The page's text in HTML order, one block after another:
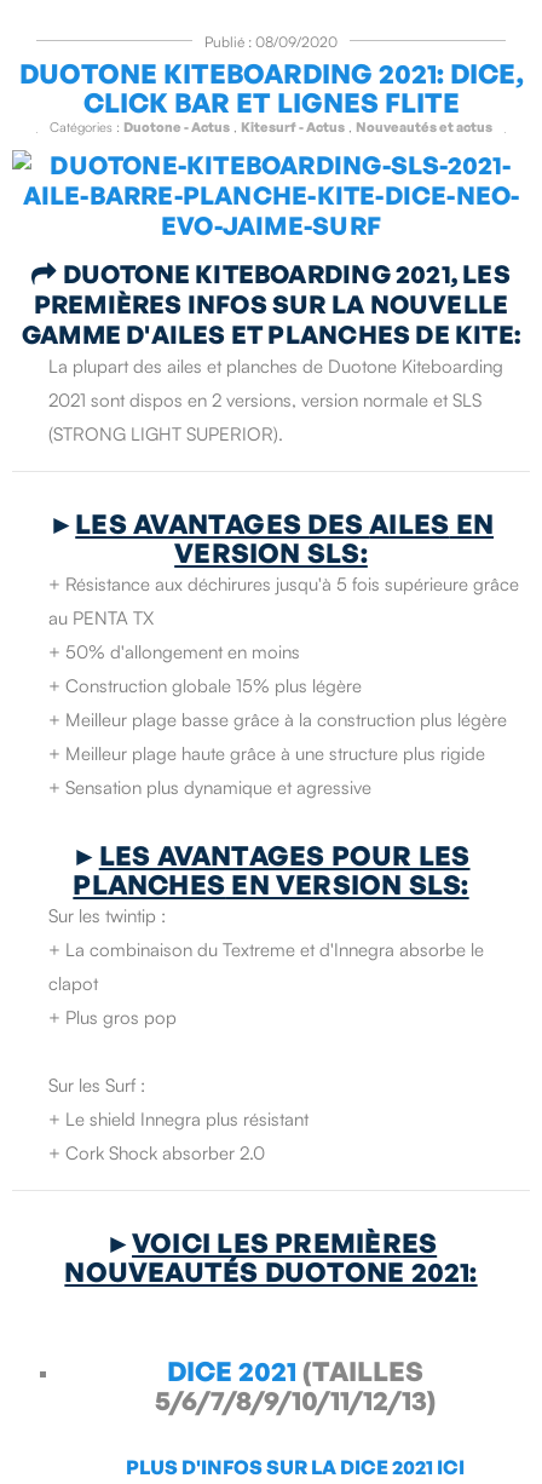
Publié : 08/09/2020
DUOTONE KITEBOARDING 2021: DICE,
CLICK BAR ET LIGNES FLITE
Catégories : Duotone - Actus , Kitesurf - Actus , Nouveautés et actus
 DUOTONE KITEBOARDING 2021, LES
PREMIÈRES INFOS SUR LA NOUVELLE
GAMME D'AILES ET PLANCHES DE KITE:
La plupart des ailes et planches de Duotone Kiteboarding
2021 sont dispos en 2 versions, version normale et SLS
(STRONG LIGHT SUPERIOR).
►LES AVANTAGES DESAILES EN
VERSION SLS:
+ Résistance aux déchirures jusqu'à 5 fois supérieure grâce
au PENTA TX
+ 50% d'allongement en moins
+ Construction globale 15% plus légère
+ Meilleur plage basse grâce à la construction plus légère
+ Meilleur plage haute grâce à une structure plus rigide
+ Sensation plus dynamique et agressive
► LES AVANTAGES POUR LES
PLANCHES EN VERSION SLS:
Sur les twintip :
+ La combinaison du Textreme et d'Innegra absorbe le
clapot
+ Plus gros pop
Sur les Surf :
+ Le shield Innegra plus résistant
+ Cork Shock absorber 2.0
►VOICI LES PREMIÈRES
NOUVEAUTÉS DUOTONE 2021:
DICE 2021 (TAILLES
5/6/7/8/9/10/11/12/13)
PLUS D'INFOS SUR LA DICE 2021 ICI